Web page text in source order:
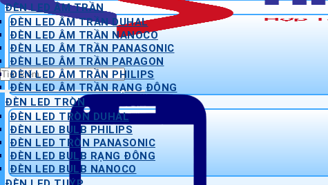
Tìm
kiếm:
ĐÈN LED ÂM TRẦN
ĐÈN LED ÂM TRẦN DUHAL
ĐÈN LED ÂM TRẦN NANOCO
ĐÈN LED ÂM TRẦN PANASONIC
ĐÈN LED ÂM TRẦN PARAGON
ĐÈN LED ÂM TRẦN PHILIPS
ĐÈN LED ÂM TRẦN RẠNG ĐÔNG
ĐÈN LED TRÒN
ĐÈN LED TRÒN DUHAL
ĐÈN LED BULB PHILIPS
ĐÈN LED TRÒN PANASONIC
ĐÈN LED BULB RẠNG ĐÔNG
ĐÈN LED BULB NANOCO